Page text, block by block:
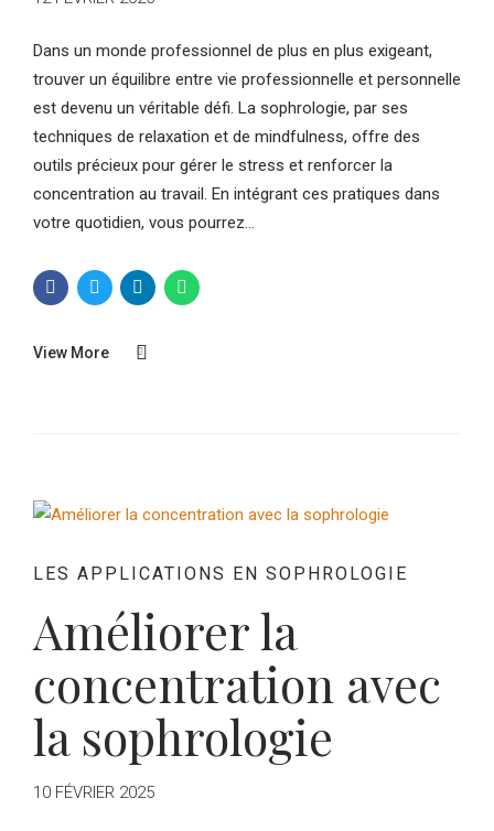
Dans un monde professionnel de plus en plus exigeant,
trouver un équilibre entre vie professionnelle et personnelle
est devenu un véritable défi. La sophrologie, par ses
techniques de relaxation et de mindfulness, offre des
outils précieux pour gérer le stress et renforcer la
concentration au travail. En intégrant ces pratiques dans
votre quotidien, vous pourrez...
View More
LES APPLICATIONS EN SOPHROLOGIE
Améliorer la
concentration avec
la sophrologie
10 FÉVRIER 2025